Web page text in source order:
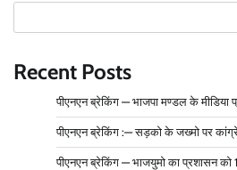
Recent Posts
पीएनएन ब्रेकिंग — भाजपा मण्डल के मीडिया
पीएनएन ब्रेकिंग :— सड़को के जख्मो पर
पीएनएन ब्रेकिंग — भाजयुमो का प्रशासन